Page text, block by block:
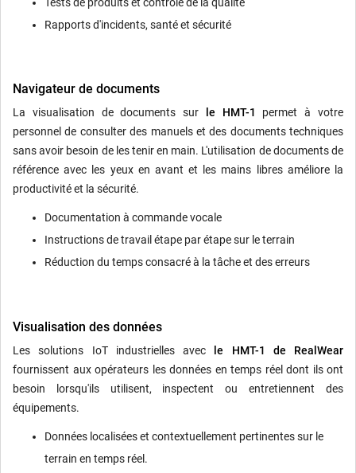
Rapports d'incidents, santé et sécurité
Navigateur de documents
La visualisation de documents sur le HMT-1
permet à votre
personnel de consulter des manuels et des documents techniques
sans avoir besoin de les tenir en main. L'utilisation de documents de
référence avec les yeux en avant et les mains libres améliore la
productivité et la sécurité.
Documentation à commande vocale
Instructions de travail étape par étape sur le terrain
Réduction du temps consacré à la tâche et des erreurs
Visualisation des données
Les solutions IoT industrielles avec le HMT-1 de RealWear
fournissent aux opérateurs les données en temps réel dont ils ont
besoin lorsqu'ils utilisent, inspectent ou entretiennent des
équipements.
Données localisées et contextuellement pertinentes sur le
terrain en temps réel.